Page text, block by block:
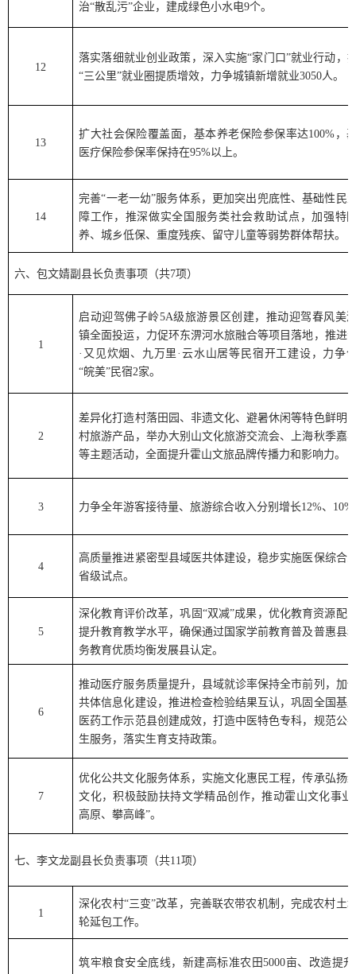
治“散乱污”企业，建成绿色小水电9个。
12
落实落细就业创业政策，深入实施“家门口”就业行动，
“三公里”就业圈提质增效，力争城镇新增就业3050人。
13
扩大社会保险覆盖面，基本养老保险参保率达100% ，
医疗保险参保率保持在95%以上。
14
完善“一老一幼”服务体系，更加突出兜底性、基础性民
障工作，推深做实全国服务类社会救助试点，加强特
养、城乡低保、重度残疾、留守儿童等弱势群体帮扶。
六、包文婧副县长负责事项（共7项）
1
启动迎驾佛子岭5A级旅游景区创建，推动迎驾春风美
镇全面投运，力促环东淠河水旅融合等项目落地，推进
· 又见炊烟、九万里 · 云水山居等民宿开工建设，力争
“皖美”民宿2家。
2
差异化打造村落田园、非遗文化、避暑休闲等特色鲜明
村旅游产品，举办大别山文化旅游交流会、上海秋季嘉
等主题活动，全面提升霍山文旅品牌传播力和影响力。
3 力争全年游客接待量、旅游综合收入分别增长12%、 10%
4
高质量推进紧密型县域医共体建设，稳步实施医保综合
省级试点。
5
深化教育评价改革，巩固 “双减”成果，优化教育资源配
提升教育教学水平，确保通过国家学前教育普及普惠县
务教育优质均衡发展县认定。
6
推动医疗服务质量提升，县域就诊率保持全市前列，加
共体信息化建设，推进检查检验结果互认，巩固全国基
医药工作示范县创建成效，打造中医特色专科，规范公
生服务，落实生育支持政策。
7
优化公共文化服务体系，实施文化惠民工程，传承弘扬
文化，积极鼓励扶持文学精品创作，推动霍山文化事业
高原、攀高峰”。
七、李文龙副县长负责事项（共11项）
1
深化农村“三变”改革，完善联农带农机制，完成农村土
轮延包工作。
筑牢粮食安全底线，新建高标准农田5000亩、改造提升